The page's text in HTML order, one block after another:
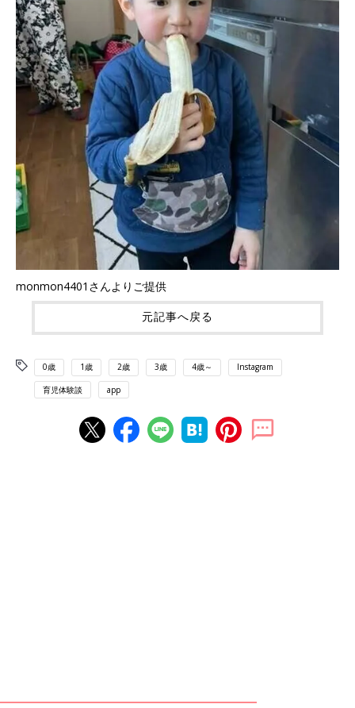
monmon4401さんよりご提供
元記事へ戻る
0歳 1歳 2歳 3歳 4歳～ Instagram
育児体験談 app